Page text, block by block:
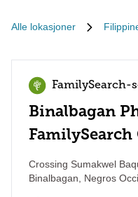
Alle lokasjoner
FamilySearch-
Binalbagan
FamilySearch
Crossing Sumakwel
Binalbagan
Negros